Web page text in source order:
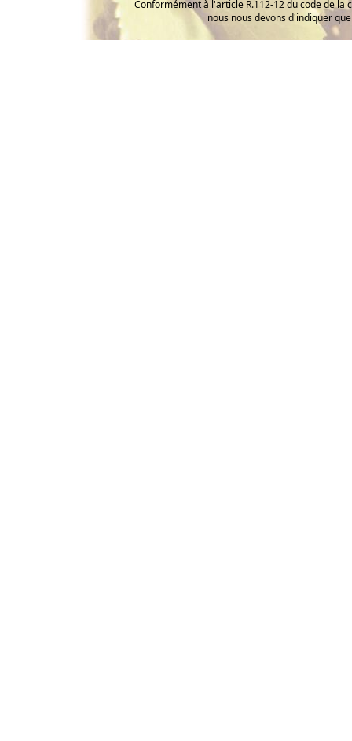
Conformément à l'article R.112-12 du code de la
nous nous devons d'indiquer